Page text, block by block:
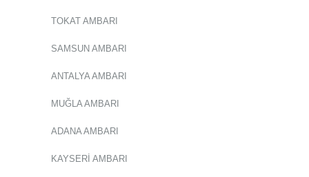
TOKAT AMBARI
SAMSUN AMBARI
ANTALYA AMBARI
MUĞLA AMBARI
ADANA AMBARI
KAYSERİ AMBARI